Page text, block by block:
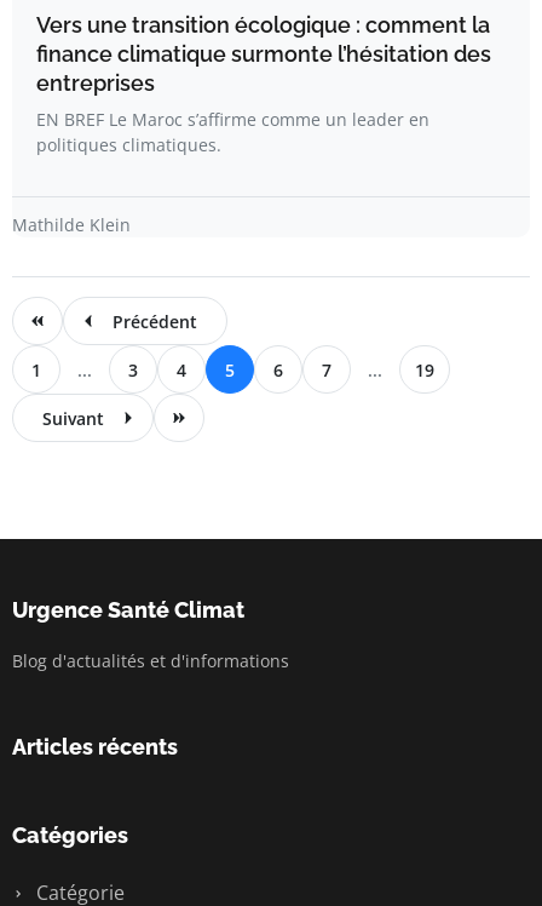
Vers une transition écologique : comment la
finance climatique surmonte l’hésitation des
entreprises
EN BREF Le Maroc s’affirme comme un leader en
politiques climatiques.
Mathilde Klein
Précédent
1 ... 3 4 5 6 7 ... 19
Suivant
Urgence Santé Climat
Blog d'actualités et d'informations
Articles récents
Catégories
Catégorie